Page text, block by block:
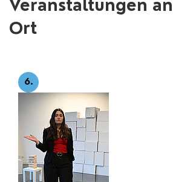
Veranstaltungen
Ort
6.